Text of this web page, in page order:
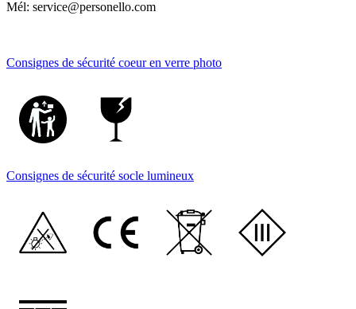
Mél: service@personello.com
Consignes de sécurité coeur en verre photo
Consignes de sécurité socle lumineux